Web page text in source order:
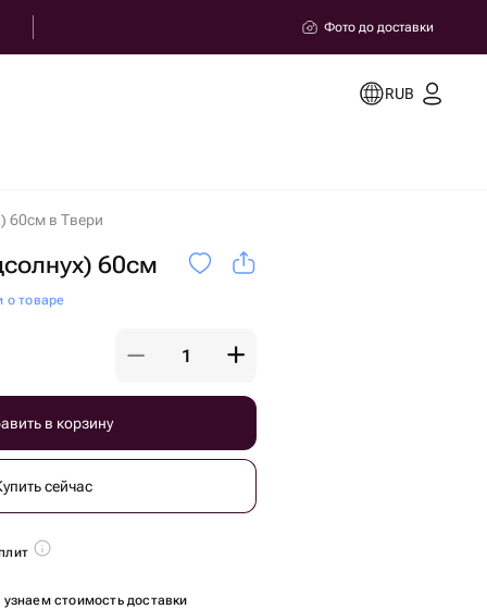
Фото до доставки
RUB
60см в Твери
60см
о товаре
в корзину
сейчас
стоимость доставки